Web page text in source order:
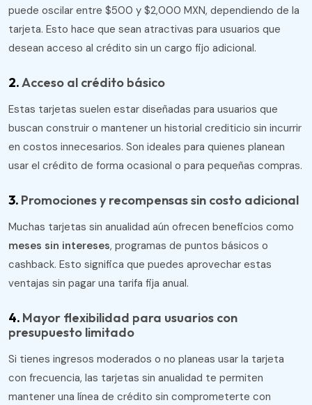
puede oscilar entre $500 y $2,000 MXN, dependiendo de la
tarjeta. Esto hace que sean atractivas para usuarios que
desean acceso al crédito sin un cargo fijo adicional.
2.Acceso al crédito básico
Estas tarjetas suelen estar diseñadas para usuarios que
buscan construir o mantener un historial crediticio sin incurrir
en costos innecesarios. Son ideales para quienes planean
usar el crédito de forma ocasional o para pequeñas compras.
3. Promociones y recompensas sin costo adicional
Muchas tarjetas sin anualidad aún ofrecen beneficios como
meses sin intereses, programas de puntos básicos o
cashback. Esto significa que puedes aprovechar estas
ventajas sin pagar una tarifa fija anual.
4. Mayor flexibilidad para usuarios con
presupuesto limitado
Si tienes ingresos moderados o no planeas usar la tarjeta
con frecuencia, las tarjetas sin anualidad te permiten
mantener una línea de crédito sin comprometerte con